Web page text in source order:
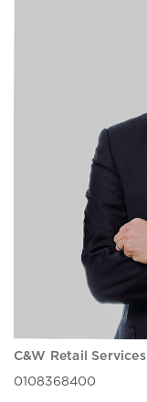
C&W Retail Services
0108368400